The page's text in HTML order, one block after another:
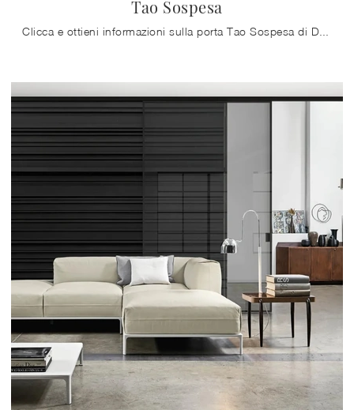
Tao Sospesa